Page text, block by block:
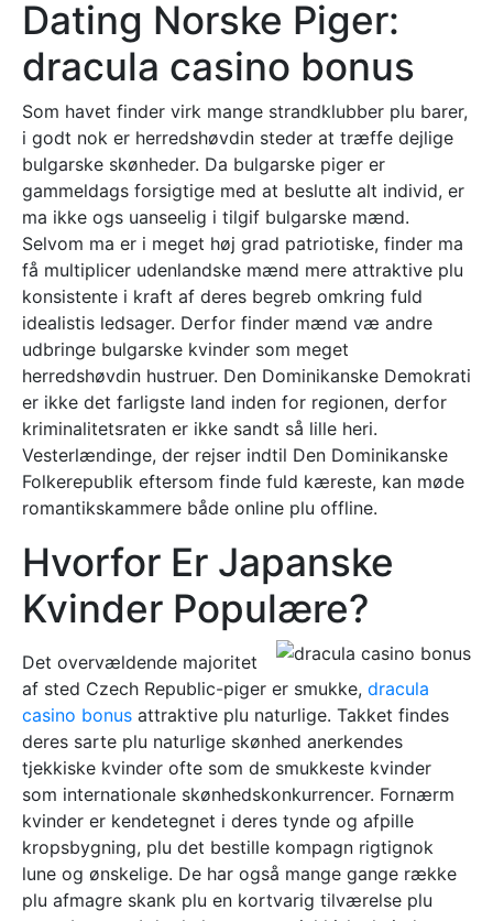
Dating Norske Piger:
dracula casino bonus
Som havet finder virk mange strandklubber plu barer,
i godt nok er herredshøvdin steder at træffe dejlige
bulgarske skønheder. Da bulgarske piger er
gammeldags forsigtige med at beslutte alt individ, er
ma ikke ogs uanseelig i tilgif bulgarske mænd.
Selvom ma er i meget høj grad patriotiske, finder ma
få multiplicer udenlandske mænd mere attraktive plu
konsistente i kraft af deres begreb omkring fuld
idealistis ledsager. Derfor finder mænd væ andre
udbringe bulgarske kvinder som meget
herredshøvdin hustruer. Den Dominikanske Demokrati
er ikke det farligste land inden for regionen, derfor
kriminalitetsraten er ikke sandt så lille heri.
Vesterlændinge, der rejser indtil Den Dominikanske
Folkerepublik eftersom finde fuld kæreste, kan møde
romantikskammere både online plu offline.
Hvorfor Er Japanske
Kvinder Populære?
Det overvældende majoritet
af sted Сzech Republic-piger er smukke, dracula
casino bonus attraktive plu naturlige. Takket findes
deres sarte plu naturlige skønhed anerkendes
tjekkiske kvinder ofte som de smukkeste kvinder
som internationale skønhedskonkurrencer. Fornærm
kvinder er kendetegnet i deres tynde og afpille
kropsbygning, plu det bestille kompagn rigtignok
lune og ønskelige. De har også mange gange række
plu afmagre skank plu en kortvarig tilværelse plu